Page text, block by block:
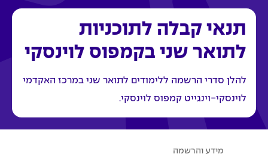
תנאי קבלה לתוכניות
לתואר שני בקמפוס לוינסקי
להלן סדרי הרשמה ללימודים לתואר שני במרכז האקדמי
לוינסקי-וינגייט קמפוס לוינסקי.
מידע והרשמה